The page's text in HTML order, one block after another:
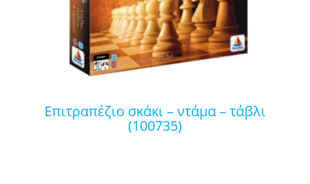
επιτραπέζιο σκάκι – ντάμα – τάβλι
(100735)